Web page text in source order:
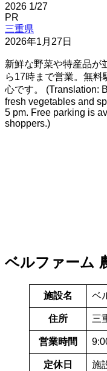
2026 1/27
PR
三重県
2026年1月27日
新鮮な野菜や特産品が
ら17時まで営業。無
心です。 (Translation:
fresh vegetables and
5 pm. Free parking is
shoppers.)
ベルファーム
施設名 ベ
住所 三
営業時間
定休日 施